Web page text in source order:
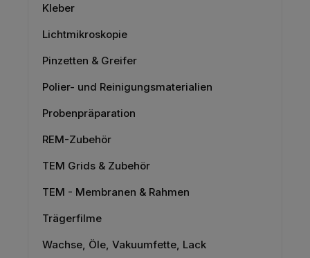
Kleber
Lichtmikroskopie
Pinzetten & Greifer
Polier- und Reinigungsmaterialien
Probenpräparation
REM-Zubehör
TEM Grids & Zubehör
TEM - Membranen & Rahmen
Trägerfilme
Wachse, Öle, Vakuumfette, Lack